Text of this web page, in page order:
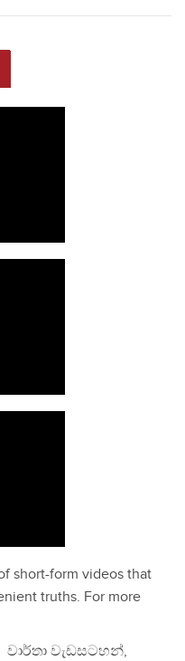
short-form videos that
truths. For more
වැඩසටහන්,